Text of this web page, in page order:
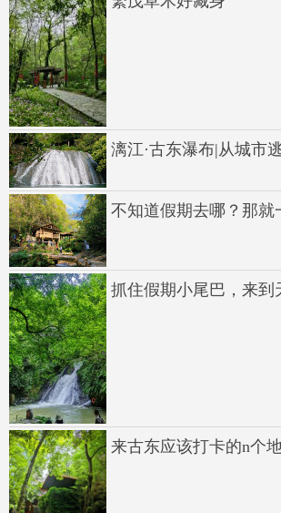
漓江·古东瀑布|从城市
不知道假期去哪？那就
抓住假期小尾巴，来到
来古东应该打卡的n个